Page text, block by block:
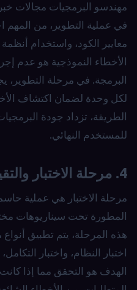
مهندسو البرمجيات مجالات
في عملية التطوير، من المهم
معايير الكود، واستخدام
الأخطاء النموذجية هو عدم
البرمجة. في مرحلة التطوير،
لكل وحدة لضمان اكتشاف
الطريقة، تزداد جودة
للمستخدم النهائي.
4. مرحلة الاختبار والتقييم
مرحلة الاختبار هي عملية
المطورة تحت سيناريوهات
هذه المرحلة، يتم تطبيق
اختبار النظام، واختبار
الهدف هو التحقق مما إذا